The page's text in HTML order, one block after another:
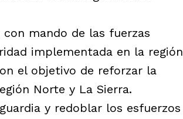
mando de las fuerzas
implementada en la región
el objetivo de reforzar la
Norte y La Sierra.
y redoblar los esfuerzos